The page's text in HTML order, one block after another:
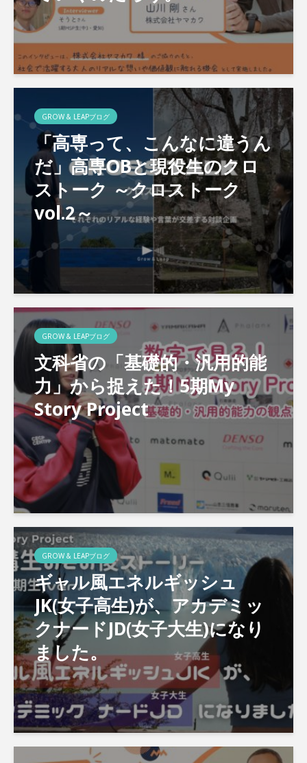
GROW & LEAPブログ
「高専って、こんなに違うん
だ」高専OBと現役生のクロ
ストーク ～クロストーク
vol.2～
GROW & LEAPブログ
文科省の「基礎的・汎用的能
力」から捉えた！5期My
Story Project
GROW & LEAPブログ
ギャル風エネルギッシュ
JK(女子高生)が、アカデミッ
クナードJD(女子大生)になり
ました。